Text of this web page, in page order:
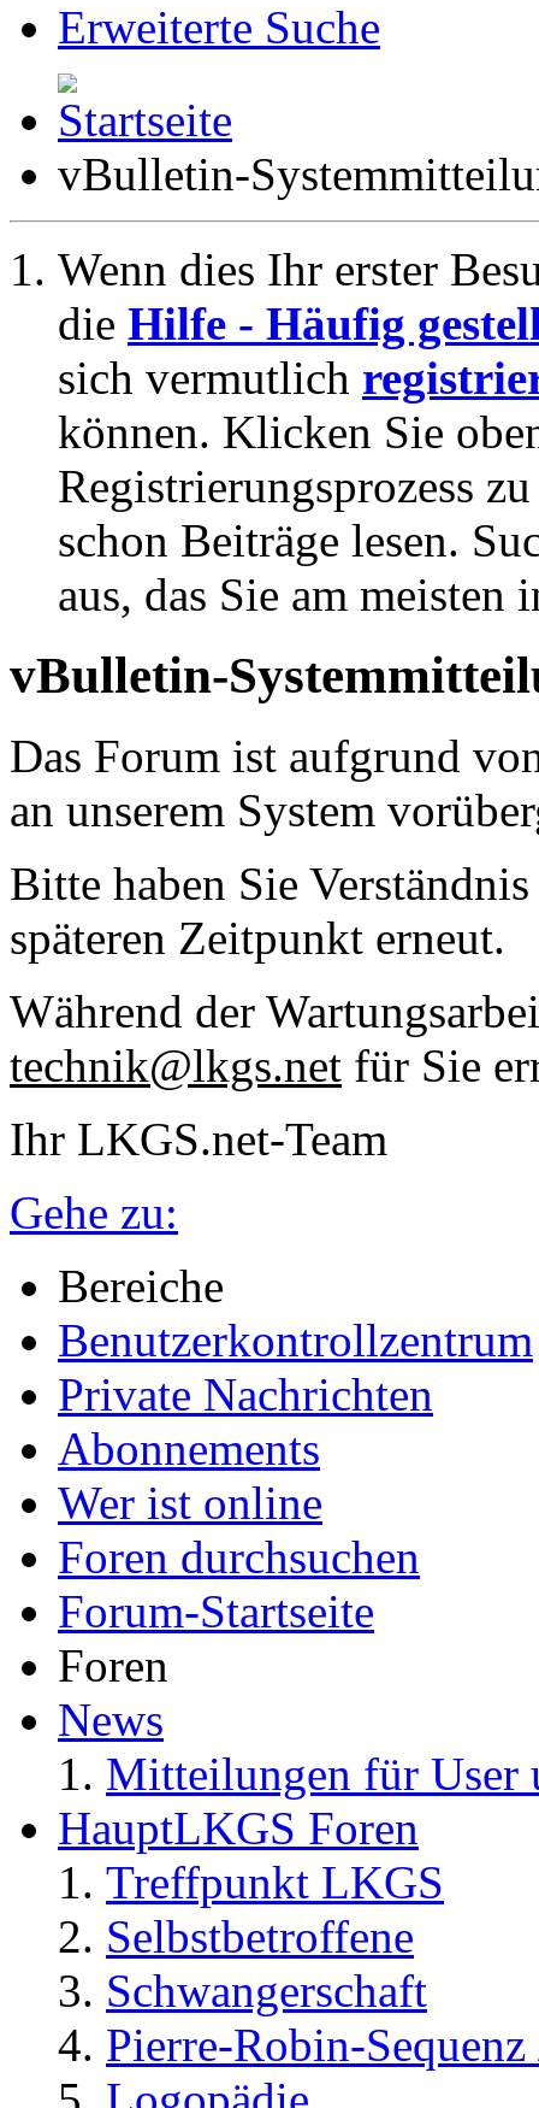
Erweiterte Suche
vBulletin-
Wenn dies Ihr erster
die Hilfe - Häufig
sich vermutlich
können. Klicken Sie
Registrierungsprozess
schon Beiträge lesen.
aus, das Sie am meisten
vBulletin-
Das Forum ist aufgrund
an unserem System
Bitte haben Sie
späteren Zeitpunkt erneut.
Während der
technik@lkgs.net für Sie
Ihr LKGS.net-Team
Gehe zu:
Bereiche
Benutzerkontrollzentrum
Private Nachrichten
Abonnements
Wer ist online
Foren durchsuchen
Forum-Startseite
Foren
News
Mitteilungen für User
HauptLKGS Foren
Treffpunkt LKGS
Selbstbetroffene
Schwangerschaft
Pierre-Robin-